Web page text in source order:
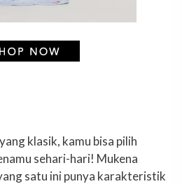
klasik, kamu bisa pilih
sehari-hari! Mukena
satu ini punya karakteristik